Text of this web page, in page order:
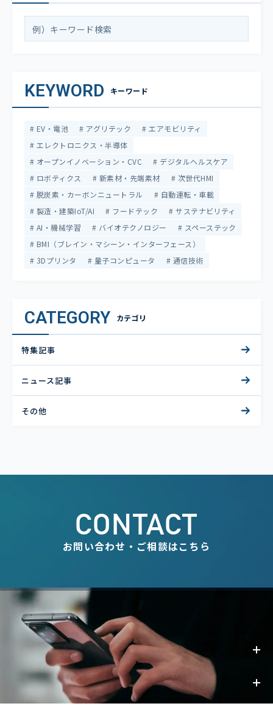
KEYWORD キーワード
EV・電池 アグリテック
エアモビリティ
エレクトロニクス・半導体
オープンイノベーション・CVC
デジタルヘルスケア
ロボティクス
新素材・先端素材
次世代HMI
脱炭素・カーボンニュートラル
自動運転・車載
製造・建築IoT/AI
フードテック
サステナビリティ
AI・機械学習
バイオテクノロジー
スペーステック
BMI（ブレイン・マシーン・インターフェース）
3Dプリンタ
量子コンピュータ 通信技術
CATEGORY カテゴリ
特集記事
ニュース記事
その他
CONTACT
お問い合わせ・ご相談はこちら
事業内容
お知らせ